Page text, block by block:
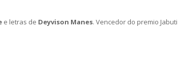
e letras de Deyvison Manes. Vencedor do premio